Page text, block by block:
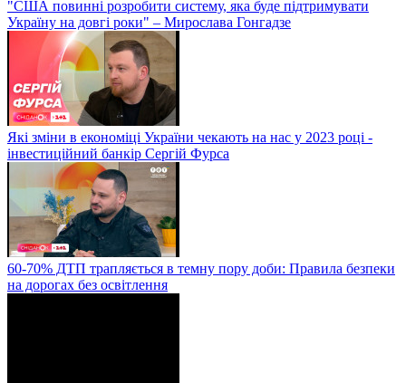
"США повинні розробити систему, яка буде підтримувати
Україну на довгі роки" – Мирослава Гонгадзе
Які зміни в економіці України чекають на нас у 2023 році -
інвестиційний банкір Сергій Фурса
60-70% ДТП трапляється в темну пору доби: Правила безпеки
на дорогах без освітлення